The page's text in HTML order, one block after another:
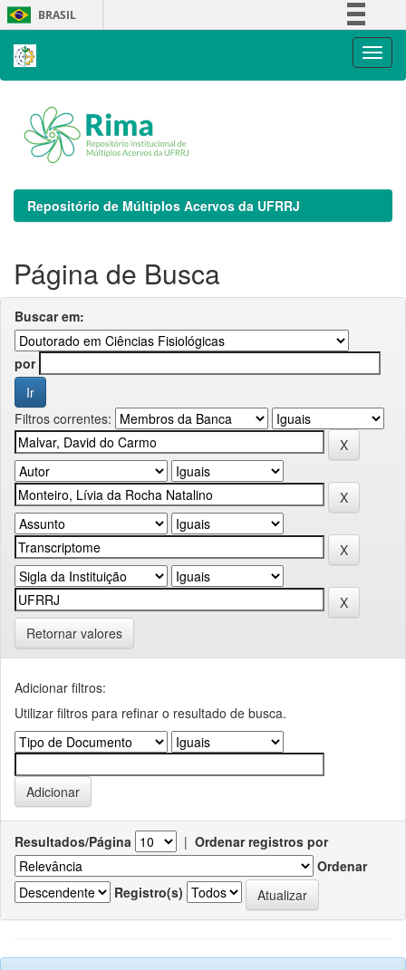
Skip
navigation
BRASIL
Repositório de Múltiplos Acervos da UFRRJ
Página de Busca
Buscar em:
por
Filtros correntes:
Retornar valores
Adicionar filtros:
Utilizar filtros para refinar o resultado de busca.
Resultados/Página | Ordenar registros por
Ordenar
Registro(s)